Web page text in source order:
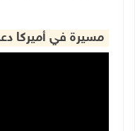
مسيرة في أميركا